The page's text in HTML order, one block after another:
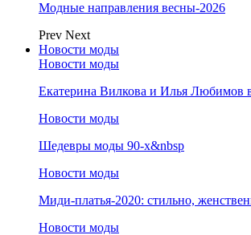
Модные направления весны-2026
Prev Next
Новости моды
Новости моды
Екатерина Вилкова и Илья Любимов
Новости моды
Шедевры моды 90-х&nbsp
Новости моды
Миди-платья-2020: стильно,
Новости моды